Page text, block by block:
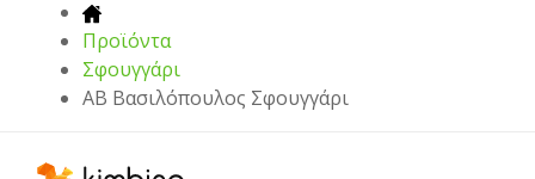
Προϊόντα
Σφουγγάρι
ΑΒ Βασιλόπουλος Σφουγγάρι